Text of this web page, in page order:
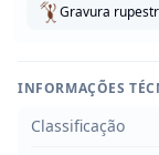
Gravura
INFORMAÇÕES
Classificação